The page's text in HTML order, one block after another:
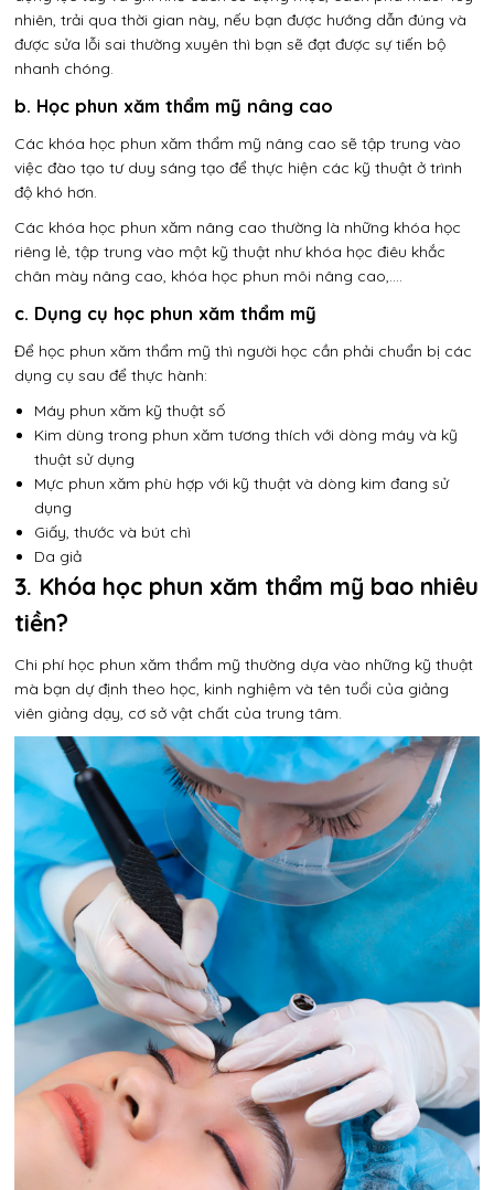
nhiên, trải qua thời gian này, nếu bạn được hướng dẫn đúng và
được sửa lỗi sai thường xuyên thì bạn sẽ đạt được sự tiến bộ
nhanh chóng.
b. Học phun xăm thẩm mỹ nâng cao
Các khóa học phun xăm thẩm mỹ nâng cao sẽ tập trung vào
việc đào tạo tư duy sáng tạo để thực hiện các kỹ thuật ở trình
độ khó hơn.
Các khóa học phun xăm nâng cao thường là những khóa học
riêng lẻ, tập trung vào một kỹ thuật như khóa học điêu khắc
chân mày nâng cao, khóa học phun môi nâng cao,….
c. Dụng cụ học phun xăm thẩm mỹ
Để học phun xăm thẩm mỹ thì người học cần phải chuẩn bị các
dụng cụ sau để thực hành:
Máy phun xăm kỹ thuật số
Kim dùng trong phun xăm tương thích với dòng máy và kỹ
thuật sử dụng
Mực phun xăm phù hợp với kỹ thuật và dòng kim đang sử
dụng
Giấy, thước và bút chì
Da giả
3. Khóa học phun xăm thẩm mỹ bao nhiêu
tiền?
Chi phí học phun xăm thẩm mỹ thường dựa vào những kỹ thuật
mà bạn dự định theo học, kinh nghiệm và tên tuổi của giảng
viên giảng dạy, cơ sở vật chất của trung tâm.